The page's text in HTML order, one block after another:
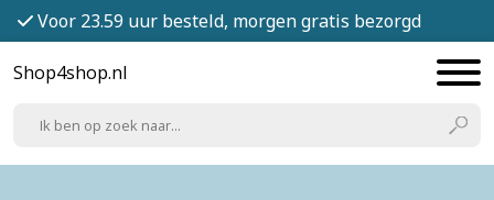
Voor 23.59 uur besteld, morgen gratis bezorgd
Shop4shop.nl